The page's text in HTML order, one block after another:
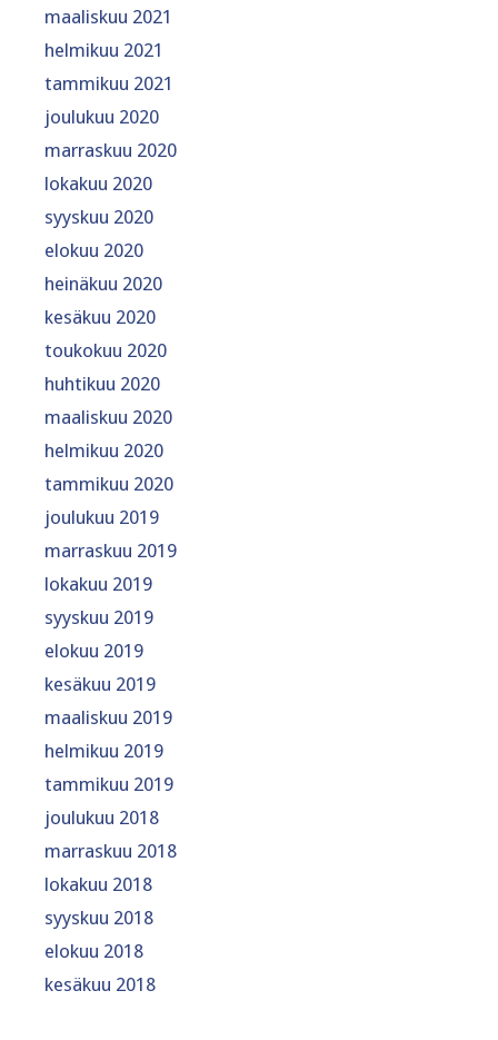
maaliskuu 2021
helmikuu 2021
tammikuu 2021
joulukuu 2020
marraskuu 2020
lokakuu 2020
syyskuu 2020
elokuu 2020
heinäkuu 2020
kesäkuu 2020
toukokuu 2020
huhtikuu 2020
maaliskuu 2020
helmikuu 2020
tammikuu 2020
joulukuu 2019
marraskuu 2019
lokakuu 2019
syyskuu 2019
elokuu 2019
kesäkuu 2019
maaliskuu 2019
helmikuu 2019
tammikuu 2019
joulukuu 2018
marraskuu 2018
lokakuu 2018
syyskuu 2018
elokuu 2018
kesäkuu 2018